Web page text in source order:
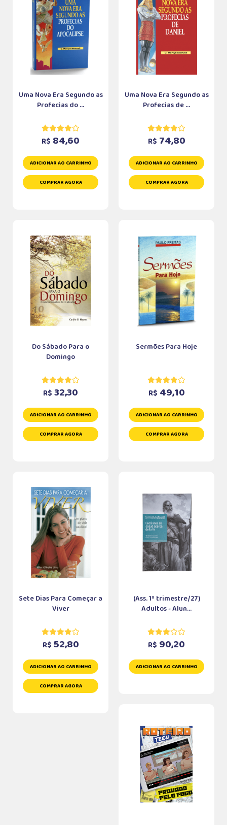
Uma Nova Era Segundo as
Profecias do ...
R$ 84,60
ADICIONAR AO CARRINHO
COMPRAR AGORA
Uma Nova Era Segundo as
Profecias de ...
R$ 74,80
ADICIONAR AO CARRINHO
COMPRAR AGORA
Do Sábado Para o
Domingo
R$ 32,30
ADICIONAR AO CARRINHO
COMPRAR AGORA
Sermões Para Hoje
R$ 49,10
ADICIONAR AO CARRINHO
COMPRAR AGORA
Sete Dias Para Começar a
Viver
R$ 52,80
ADICIONAR AO CARRINHO
COMPRAR AGORA
(Ass. 1º trimestre/27)
Adultos - Alun...
R$ 90,20
ADICIONAR AO CARRINHO